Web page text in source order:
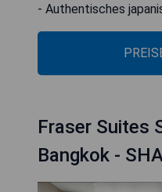
- Authentisches
Fraser Suites
Bangkok -